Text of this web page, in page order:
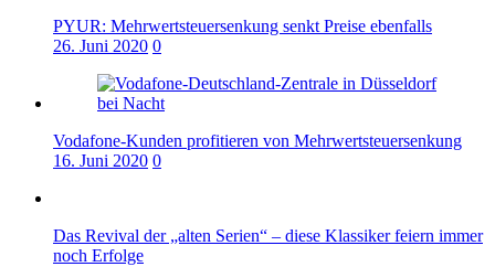
PYUR: Mehrwertsteuersenkung senkt Preise ebenfalls
26. Juni 2020 0
Vodafone-Kunden profitieren von Mehrwertsteuersenkung
16. Juni 2020 0
Das Revival der „alten Serien“ – diese Klassiker feiern immer
noch Erfolge